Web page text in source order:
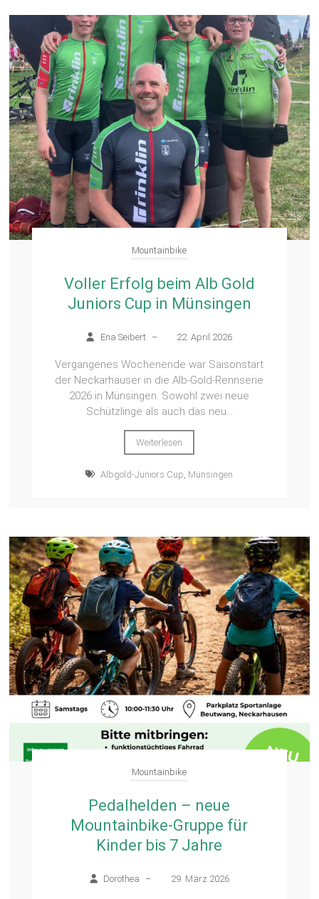
Mountainbike
Voller Erfolg beim Alb Gold
Juniors Cup in Münsingen
Ena Seibert – 22. April 2026
Vergangenes Wochenende war Saisonstart
der Neckarhäuser in die Alb-Gold-Rennserie
2026 in Münsingen. Sowohl zwei neue
Schützlinge als auch das neu...
Weiterlesen
Albgold-Juniors Cup, Münsingen
Mountainbike
Pedalhelden – neue
Mountainbike-Gruppe für
Kinder bis 7 Jahre
Dorothea – 29. März 2026